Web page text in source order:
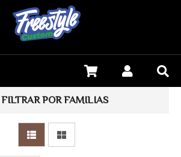
FILTRAR POR FAMILIAS